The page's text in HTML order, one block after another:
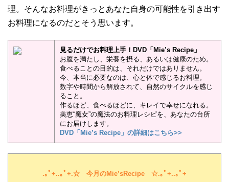
理。そんなお料理がきっとあなた自身の可能性を引き出す
お料理になるのだとそう思います。
見るだけでお料理上手！DVD「Mie’s Recipe」
お腹を満たし、栄養を摂る、あるいは健康のため。
食べることの目的は、それだけではありません。
今、本当に必要なのは、心と体で感じるお料理。
数字や時間から解放されて、自然のサイクルを感じ
ること。
作るほど、食べるほどに、キレイで幸せになれる。
美恵“魔女”の魔法のお料理レシピを、あなたの台所
にお届けします。
DVD「Mie’s Recipe」の詳細はこちら>>
.｡ﾟ+..｡ﾟ+.☆ 今月のMie’sRecipe ☆.｡ﾟ+..｡ﾟ+